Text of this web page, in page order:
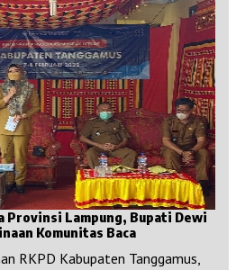
Provinsi Lampung, Bupati Dewi
Komunitas Baca